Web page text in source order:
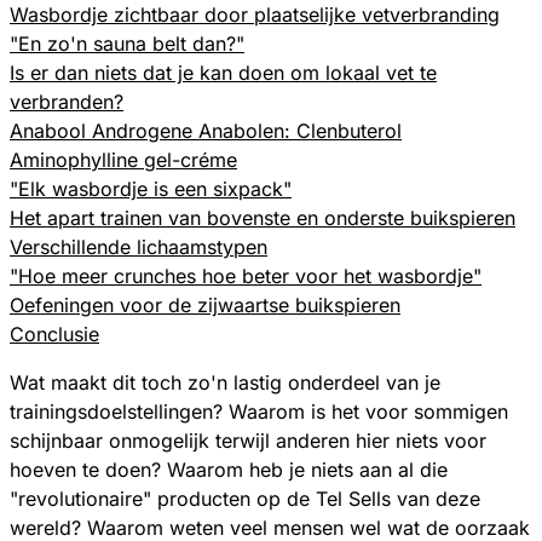
Wasbordje zichtbaar door plaatselijke vetverbranding
"En zo'n sauna belt dan?"
Is er dan niets dat je kan doen om lokaal vet te
verbranden?
Anabool Androgene Anabolen: Clenbuterol
Aminophylline gel-créme
"Elk wasbordje is een sixpack"
Het apart trainen van bovenste en onderste buikspieren
Verschillende lichaamstypen
"Hoe meer crunches hoe beter voor het wasbordje"
Oefeningen voor de zijwaartse buikspieren
Conclusie
Wat maakt dit toch zo'n lastig onderdeel van je
trainingsdoelstellingen? Waarom is het voor sommigen
schijnbaar onmogelijk terwijl anderen hier niets voor
hoeven te doen? Waarom heb je niets aan al die
"revolutionaire" producten op de Tel Sells van deze
wereld? Waarom weten veel mensen wel wat de oorzaak